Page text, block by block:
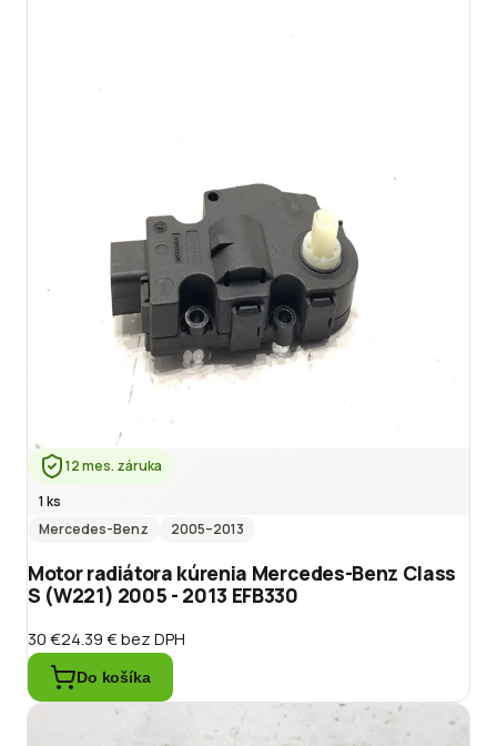
12 mes. záruka
1 ks
Mercedes-Benz
2005–2013
Motor radiátora kúrenia Mercedes-Benz Class
S (W221) 2005 - 2013 EFB330
30 €24.39 €bez DPH
Do košíka